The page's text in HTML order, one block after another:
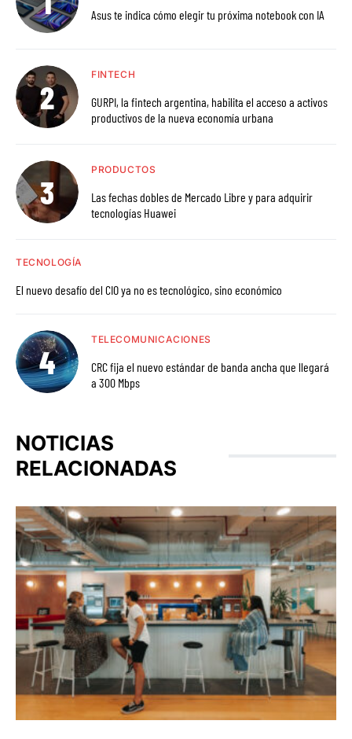
Asus te indica cómo elegir tu próxima notebook con IA
FINTECH
GURPI, la fintech argentina, habilita el acceso a activos
productivos de la nueva economía urbana
PRODUCTOS
Las fechas dobles de Mercado Libre y para adquirir
tecnologías Huawei
TECNOLOGÍA
El nuevo desafío del CIO ya no es tecnológico, sino económico
TELECOMUNICACIONES
CRC fija el nuevo estándar de banda ancha que llegará
a 300 Mbps
NOTICIAS
RELACIONADAS